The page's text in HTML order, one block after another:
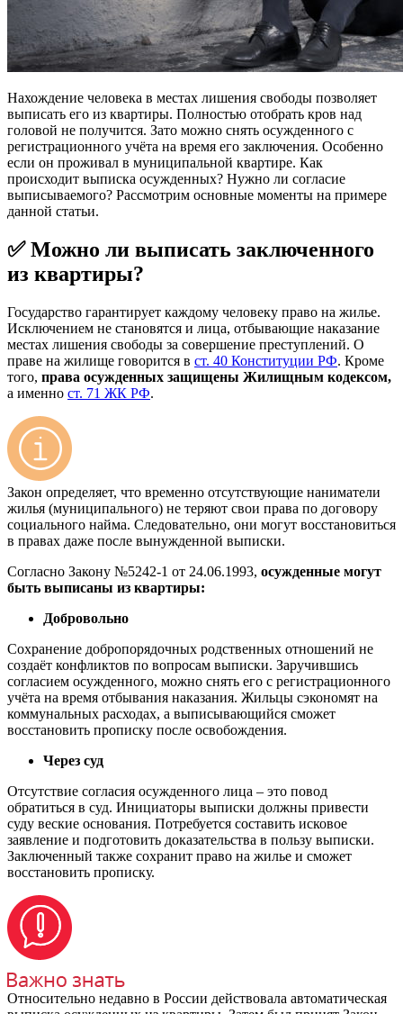
Нахождение человека в местах лишения свободы позволяет
выписать его из квартиры. Полностью отобрать кров над
головой не получится. Зато можно снять осужденного с
регистрационного учёта на время его заключения. Особенно
если он проживал в муниципальной квартире. Как
происходит выписка осужденных? Нужно ли согласие
выписываемого? Рассмотрим основные моменты на примере
данной статьи.
✅ Можно ли выписать заключенного
из квартиры?
Государство гарантирует каждому человеку право на жилье.
Исключением не становятся и лица, отбывающие наказание
местах лишения свободы за совершение преступлений. О
праве на жилище говорится в ст. 40 Конституции РФ. Кроме
того, права осужденных защищены Жилищным кодексом,
а именно ст. 71 ЖК РФ.
Закон определяет, что временно отсутствующие наниматели
жилья (муниципального) не теряют свои права по договору
социального найма. Следовательно, они могут восстановиться
в правах даже после вынужденной выписки.
Согласно Закону №5242-1 от 24.06.1993, осужденные могут
быть выписаны из квартиры:
Добровольно
Сохранение добропорядочных родственных отношений не
создаёт конфликтов по вопросам выписки. Заручившись
согласием осужденного, можно снять его с регистрационного
учёта на время отбывания наказания. Жильцы сэкономят на
коммунальных расходах, а выписывающийся сможет
восстановить прописку после освобождения.
Через суд
Отсутствие согласия осужденного лица – это повод
обратиться в суд. Инициаторы выписки должны привести
суду веские основания. Потребуется составить исковое
заявление и подготовить доказательства в пользу выписки.
Заключенный также сохранит право на жилье и сможет
восстановить прописку.
Относительно недавно в России действовала автоматическая